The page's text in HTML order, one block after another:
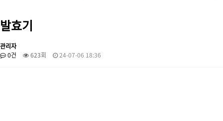
발효기
관리자
0건
623회 24-07-06 18:36